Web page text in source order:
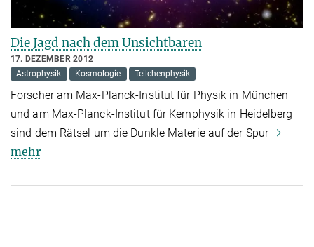
Die Jagd nach dem Unsichtbaren
17. DEZEMBER 2012
Astrophysik
Kosmologie Teilchenphysik
Forscher am Max-Planck-Institut für Physik in München
und am Max-Planck-Institut für Kernphysik in Heidelberg
sind dem Rätsel um die Dunkle Materie auf der Spur
mehr